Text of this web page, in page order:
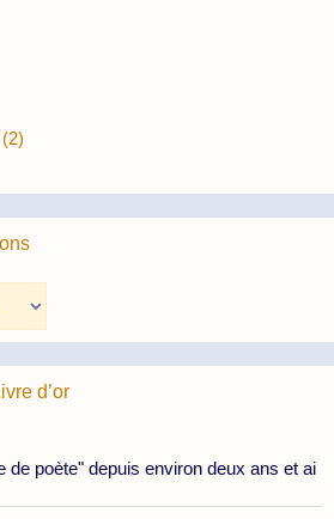
(2)
d’or
de poète" depuis environ deux ans et ai